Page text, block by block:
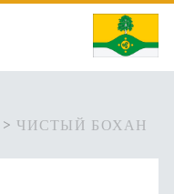
> ЧИСТЫЙ БОХАН